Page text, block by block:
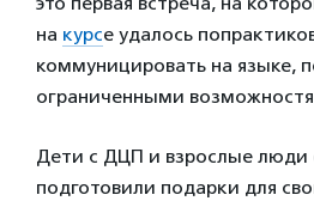
на курсе удалось
коммуницировать на языке,
ограниченными
Дети с ДЦП и взрослые люди
подготовили подарки для